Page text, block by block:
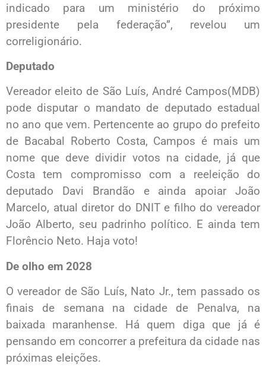
indicado para um ministério do próximo
presidente pela federação”, revelou um
correligionário.
Deputado
Vereador eleito de São Luís, André Campos(MDB)
pode disputar o mandato de deputado estadual
no ano que vem. Pertencente ao grupo do prefeito
de Bacabal Roberto Costa, Campos é mais um
nome que deve dividir votos na cidade, já que
Costa tem compromisso com a reeleição do
deputado Davi Brandão e ainda apoiar João
Marcelo, atual diretor do DNIT e filho do vereador
João Alberto, seu padrinho político. E ainda tem
Florêncio Neto. Haja voto!
De olho em 2028
O vereador de São Luís, Nato Jr., tem passado os
finais de semana na cidade de Penalva, na
baixada maranhense. Há quem diga que já é
pensando em concorrer a prefeitura da cidade nas
próximas eleições.